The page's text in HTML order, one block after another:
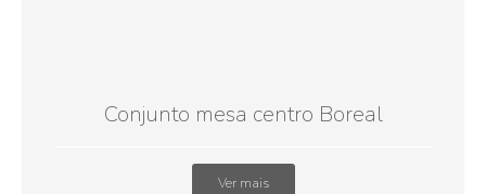
Conjunto mesa centro Boreal
Ver mais